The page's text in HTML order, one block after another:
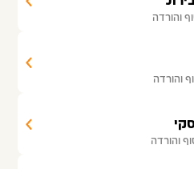
והורדה
והורדה
והורדה